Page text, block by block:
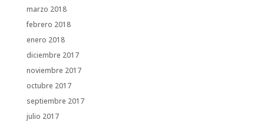
marzo 2018
febrero 2018
enero 2018
diciembre 2017
noviembre 2017
octubre 2017
septiembre 2017
julio 2017